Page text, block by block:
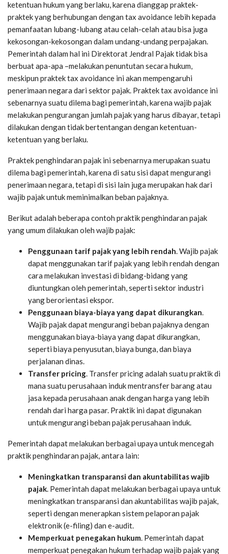
ketentuan hukum yang berlaku, karena dianggap praktek-
praktek yang berhubungan dengan tax avoidance lebih kepada
pemanfaatan lubang-lubang atau celah-celah atau bisa juga
kekosongan-kekosongan dalam undang-undang perpajakan.
Pemerintah dalam hal ini Direktorat Jendral Pajak tidak bisa
berbuat apa-apa –melakukan penuntutan secara hukum,
meskipun praktek tax avoidance ini akan mempengaruhi
penerimaan negara dari sektor pajak. Praktek tax avoidance ini
sebenarnya suatu dilema bagi pemerintah, karena wajib pajak
melakukan pengurangan jumlah pajak yang harus dibayar, tetapi
dilakukan dengan tidak bertentangan dengan ketentuan-
ketentuan yang berlaku.
Praktek penghindaran pajak ini sebenarnya merupakan suatu
dilema bagi pemerintah, karena di satu sisi dapat mengurangi
penerimaan negara, tetapi di sisi lain juga merupakan hak dari
wajib pajak untuk meminimalkan beban pajaknya.
Berikut adalah beberapa contoh praktik penghindaran pajak
yang umum dilakukan oleh wajib pajak:
Penggunaan tarif pajak yang lebih rendah. Wajib pajak
dapat menggunakan tarif pajak yang lebih rendah dengan
cara melakukan investasi di bidang-bidang yang
diuntungkan oleh pemerintah, seperti sektor industri
yang berorientasi ekspor.
Penggunaan biaya-biaya yang dapat dikurangkan.
Wajib pajak dapat mengurangi beban pajaknya dengan
menggunakan biaya-biaya yang dapat dikurangkan,
seperti biaya penyusutan, biaya bunga, dan biaya
perjalanan dinas.
Transfer pricing. Transfer pricing adalah suatu praktik di
mana suatu perusahaan induk mentransfer barang atau
jasa kepada perusahaan anak dengan harga yang lebih
rendah dari harga pasar. Praktik ini dapat digunakan
untuk mengurangi beban pajak perusahaan induk.
Pemerintah dapat melakukan berbagai upaya untuk mencegah
praktik penghindaran pajak, antara lain:
Meningkatkan transparansi dan akuntabilitas wajib
pajak. Pemerintah dapat melakukan berbagai upaya untuk
meningkatkan transparansi dan akuntabilitas wajib pajak,
seperti dengan menerapkan sistem pelaporan pajak
elektronik (e-filing) dan e-audit.
Memperkuat penegakan hukum. Pemerintah dapat
memperkuat penegakan hukum terhadap wajib pajak yang